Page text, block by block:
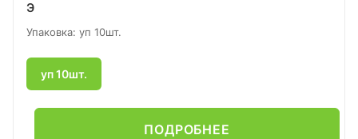
Э
Упаковка: уп 10шт.
уп 10шт.
ПОДРОБНЕЕ